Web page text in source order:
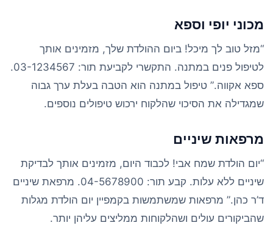
מכוני יופי וספא
“מזל טוב לך מיכל! ביום ההולדת שלך, מזמינים אותך
לטיפול פנים במתנה. התקשרי לקביעת תור: 03-1234567.
ספא אקווה.” טיפול במתנה הוא הטבה בעלת ערך גבוה
שמגדילה את הסיכוי שהלקוח ירכוש טיפולים נוספים.
מרפאות שיניים
“יום הולדת שמח אבי! לכבוד היום, מזמינים אותך לבדיקת
שיניים ללא עלות. קבע תור: 04-5678900. מרפאת שיניים
ד’ר כהן.” מרפאות שמשתמשות בקמפיין יום הולדת מגלות
שהביקורים עולים ושהלקוחות ממליצים עליהן יותר.